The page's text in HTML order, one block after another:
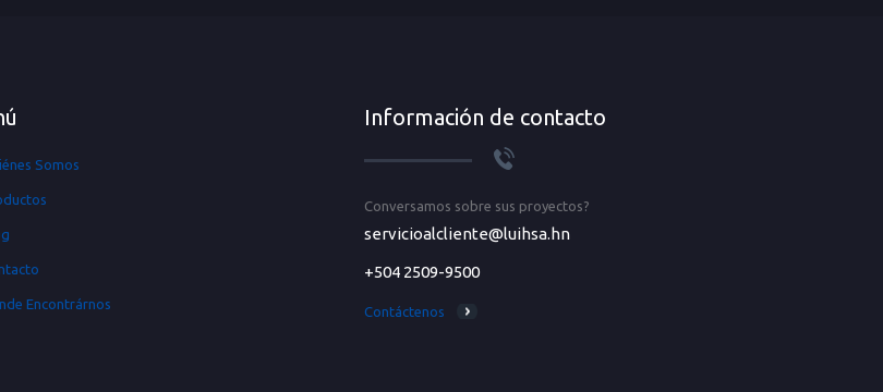
Somos
Encontrárnos
Información de contacto
Conversamos sobre sus proyectos?
servicioalcliente@luihsa.hn
+504 2509-9500
Contáctenos